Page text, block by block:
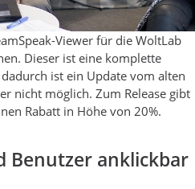
Viewer für die WoltLab
Dieser ist eine komplette
ist ein Update vom alten
nicht möglich. Zum Release gibt
Rabatt in Höhe von 20%.
Benutzer anklickbar